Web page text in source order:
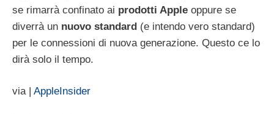
se rimarrà confinato ai prodotti Apple oppure se
diverrà un nuovo standard (e intendo vero standard)
per le connessioni di nuova generazione. Questo ce lo
dirà solo il tempo.
via | AppleInsider